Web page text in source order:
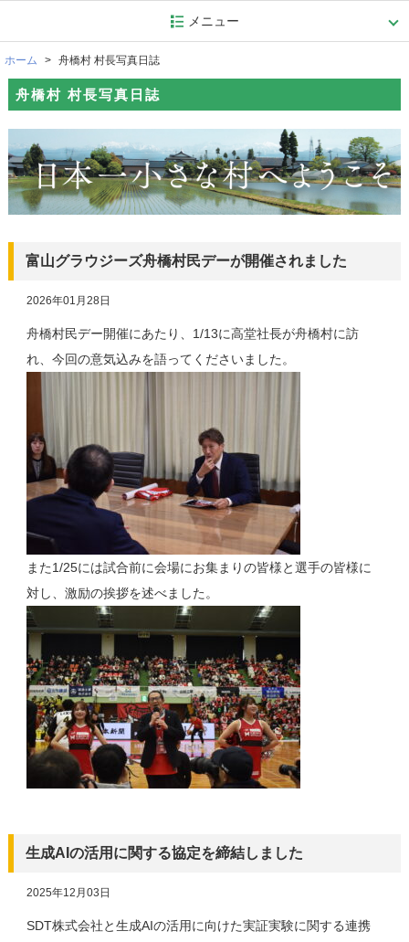
メニュー
ホーム 舟橋村 村長写真日誌
舟橋村 村長写真日誌
富山グラウジーズ舟橋村民デーが開催されました
2026年01月28日
舟橋村民デー開催にあたり、1/13に高堂社長が舟橋村に訪
れ、今回の意気込みを語ってくださいました。
また1/25には試合前に会場にお集まりの皆様と選手の皆様に
対し、激励の挨拶を述べました。
生成AIの活用に関する協定を締結しました
2025年12月03日
SDT株式会社と生成AIの活用に向けた実証実験に関する連携